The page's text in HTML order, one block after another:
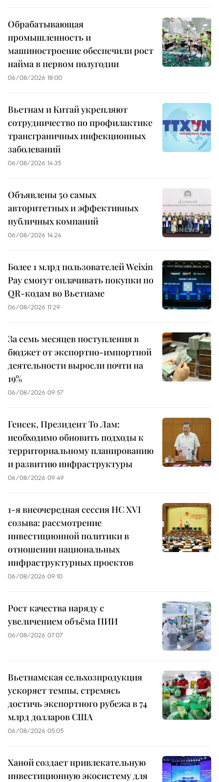
Обрабатывающая
промышленность и
машиностроение обеспечили рост
найма в первом полугодии
06/08/2026 18:00
Вьетнам и Китай укрепляют
сотрудничество по профилактике
трансграничных инфекционных
заболеваний
06/08/2026 14:35
Объявлены 50 самых
авторитетных и эффективных
публичных компаний
06/08/2026 14:24
Более 1 млрд пользователей Weixin
Pay смогут оплачивать покупки по
QR-кодам во Вьетнаме
06/08/2026 11:29
За семь месяцев поступления в
бюджет от экспортно-импортной
деятельности выросли почти на
19%
06/08/2026 09:57
Генсек, Президент То Лам:
необходимо обновить подходы к
территориальному планированию
и развитию инфраструктуры
06/08/2026 09:49
1-я внеочередная сессия НС XVI
созыва: рассмотрение
инвестиционной политики в
отношении национальных
инфраструктурных проектов
06/08/2026 09:10
Рост качества наряду с
увеличением объёма ПИИ
06/08/2026 07:07
Вьетнамская сельхозпродукция
ускоряет темпы, стремясь
достичь экспортного рубежа в 74
млрд долларов США
06/08/2026 05:05
Ханой создает привлекательную
инвестиционную экосистему для